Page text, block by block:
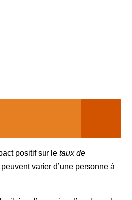
positif sur le taux de
varier d’une personne à